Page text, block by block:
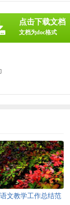
点击下载文档
文档为doc格式
文教学工作总结范